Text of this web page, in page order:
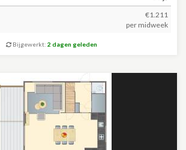
€1.211
per midweek
Bijgewerkt: 2 dagen geleden